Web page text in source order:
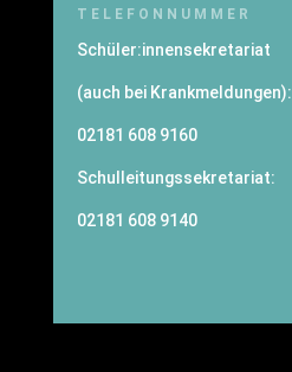
TELEFONNUMMER
Schüler:innensekretariat
(auch bei Krankmeldungen):
02181 608 9160
Schulleitungssekretariat:
02181 608 9140